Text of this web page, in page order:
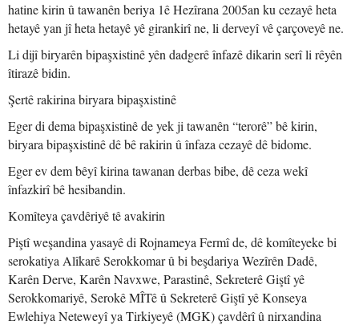
hatine kirin û tawanên beriya 1ê Hezîrana 2005an ku cezayê heta
hetayê yan jî heta hetayê yê girankirî ne, li derveyî vê çarçoveyê ne.
Li dijî biryarên bipaşxistinê yên dadgerê înfazê dikarin serî li rêyên
îtirazê bidin.
Şertê rakirina biryara bipaşxistinê
Eger di dema bipaşxistinê de yek ji tawanên “terorê” bê kirin,
biryara bipaşxistinê dê bê rakirin û înfaza cezayê dê bidome.
Eger ev dem bêyî kirina tawanan derbas bibe, dê ceza wekî
înfazkirî bê hesibandin.
Komîteya çavdêriyê tê avakirin
Piştî weşandina yasayê di Rojnameya Fermî de, dê komîteyeke bi
serokatiya Alîkarê Serokkomar û bi beşdariya Wezîrên Dadê,
Karên Derve, Karên Navxwe, Parastinê, Sekreterê Giştî yê
Serokkomariyê, Serokê MÎTê û Sekreterê Giştî yê Konseya
Ewlehiya Neteweyî ya Tirkiyeyê (MGK) çavdêrî û nirxandina